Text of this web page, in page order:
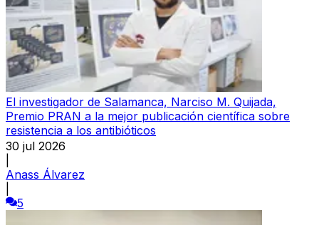
El investigador de Salamanca, Narciso M. Quijada,
Premio PRAN a la mejor publicación científica sobre
resistencia a los antibióticos
30 jul 2026
Anass Álvarez
5